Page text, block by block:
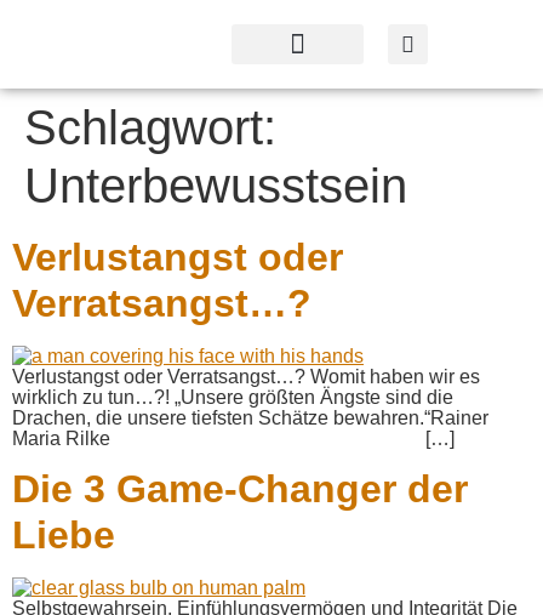
Schlagwort:
Unterbewusstsein
Verlustangst oder
Verratsangst…?
Verlustangst oder Verratsangst…? Womit haben wir es
wirklich zu tun…?! „Unsere größten Ängste sind die
Drachen, die unsere tiefsten Schätze bewahren.“Rainer
Maria Rilke […]
Die 3 Game-Changer der
Liebe
Selbstgewahrsein, Einfühlungsvermögen und Integrität Die